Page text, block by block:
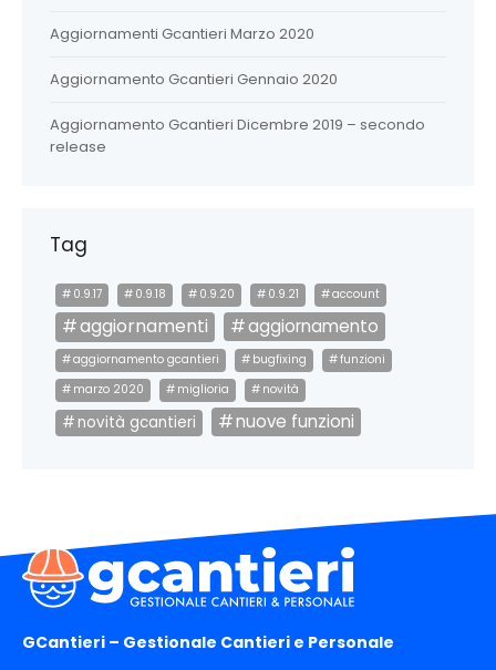
Aggiornamenti Gcantieri Marzo 2020
Aggiornamento Gcantieri Gennaio 2020
Aggiornamento Gcantieri Dicembre 2019 – secondo
release
Tag
0.9.17 0.9.18 0.9.20 0.9.21 account
aggiornamenti aggiornamento
aggiornamento gcantieri bugfixing
funzioni
marzo 2020
miglioria novità
novità gcantieri nuove funzioni
GCantieri – Gestionale Cantieri e Personale